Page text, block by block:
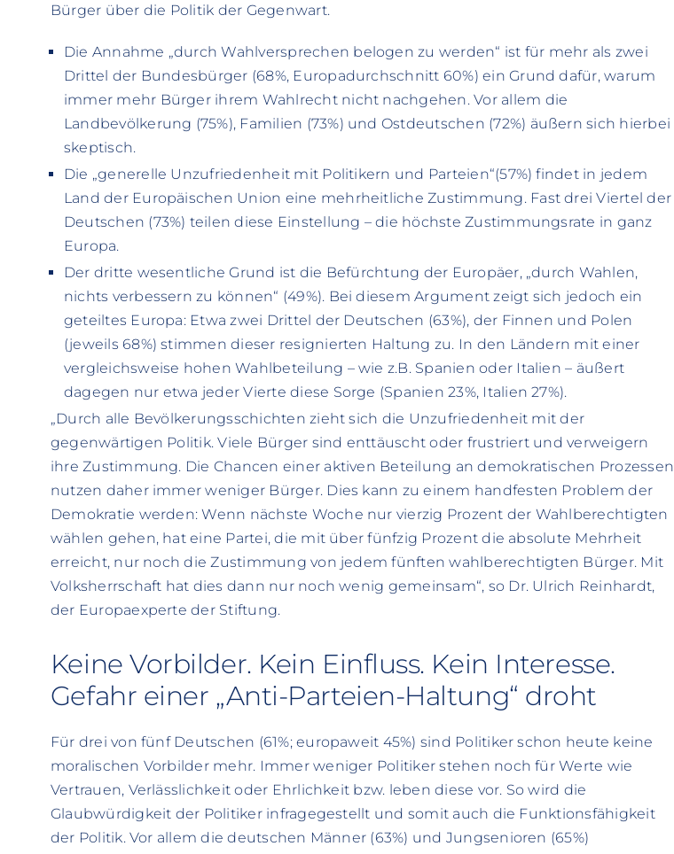
Bürger über die Politik der Gegenwart.
Die Annahme „durch Wahlversprechen belogen zu werden“ ist für mehr als zwei
Drittel der Bundesbürger (68%, Europadurchschnitt 60%) ein Grund dafür, warum
immer mehr Bürger ihrem Wahlrecht nicht nachgehen. Vor allem die
Landbevölkerung (75%), Familien (73%) und Ostdeutschen (72%) äußern sich hierbei
skeptisch.
Die „generelle Unzufriedenheit mit Politikern und Parteien“(57%) findet in jedem
Land der Europäischen Union eine mehrheitliche Zustimmung. Fast drei Viertel der
Deutschen (73%) teilen diese Einstellung – die höchste Zustimmungsrate in ganz
Europa.
Der dritte wesentliche Grund ist die Befürchtung der Europäer, „durch Wahlen,
nichts verbessern zu können“ (49%). Bei diesem Argument zeigt sich jedoch ein
geteiltes Europa: Etwa zwei Drittel der Deutschen (63%), der Finnen und Polen
(jeweils 68%) stimmen dieser resignierten Haltung zu. In den Ländern mit einer
vergleichsweise hohen Wahlbeteilung – wie z.B. Spanien oder Italien – äußert
dagegen nur etwa jeder Vierte diese Sorge (Spanien 23%, Italien 27%).
„Durch alle Bevölkerungsschichten zieht sich die Unzufriedenheit mit der
gegenwärtigen Politik. Viele Bürger sind enttäuscht oder frustriert und verweigern
ihre Zustimmung. Die Chancen einer aktiven Beteilung an demokratischen Prozessen
nutzen daher immer weniger Bürger. Dies kann zu einem handfesten Problem der
Demokratie werden: Wenn nächste Woche nur vierzig Prozent der Wahlberechtigten
wählen gehen, hat eine Partei, die mit über fünfzig Prozent die absolute Mehrheit
erreicht, nur noch die Zustimmung von jedem fünften wahlberechtigten Bürger. Mit
Volksherrschaft hat dies dann nur noch wenig gemeinsam“, so Dr. Ulrich Reinhardt,
der Europaexperte der Stiftung.
Keine Vorbilder. Kein Einfluss. Kein Interesse.
Gefahr einer „Anti-Parteien-Haltung“ droht
Für drei von fünf Deutschen (61%; europaweit 45%) sind Politiker schon heute keine
moralischen Vorbilder mehr. Immer weniger Politiker stehen noch für Werte wie
Vertrauen, Verlässlichkeit oder Ehrlichkeit bzw. leben diese vor. So wird die
Glaubwürdigkeit der Politiker infragegestellt und somit auch die Funktionsfähigkeit
der Politik. Vor allem die deutschen Männer (63%) und Jungsenioren (65%)